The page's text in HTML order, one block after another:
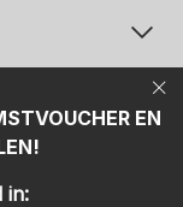
Uw
Aanmelden
EN
in: